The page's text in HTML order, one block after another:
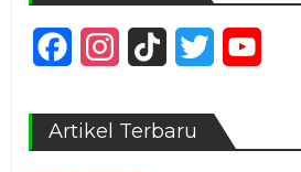
FacebookInstagram
TikTok Twitter
Artikel Terbaru